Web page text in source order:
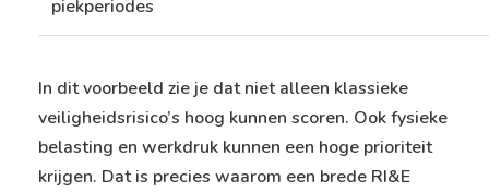
piekperiodes
In dit voorbeeld zie je dat niet alleen klassieke
veiligheidsrisico’s hoog kunnen scoren. Ook fysieke
belasting en werkdruk kunnen een hoge prioriteit
krijgen. Dat is precies waarom een brede RI&E